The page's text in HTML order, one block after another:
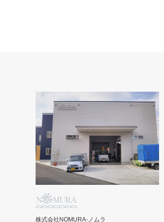
株式会社NOMURA-ノムラ